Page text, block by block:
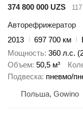
374 800 000 UZS
Авторефрижератор
2013
697 700 км
Мощность 360 л.с.
Объем 50,5 м³
Подвеска пневмо/
Польша, Gowino